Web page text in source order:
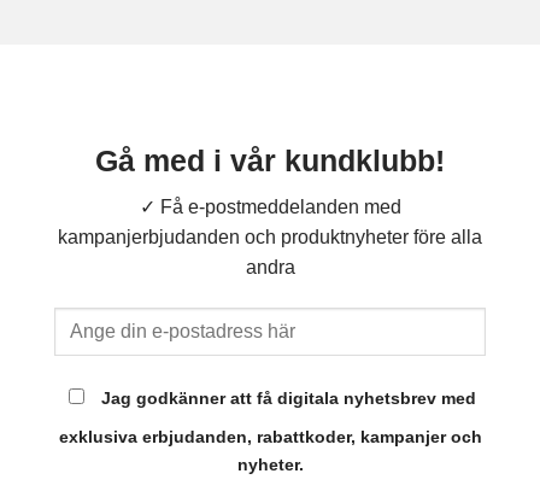
Gå med i vår kundklubb!
✓ Få e-postmeddelanden med
kampanjerbjudanden och produktnyheter före alla
andra
Jag godkänner att få digitala nyhetsbrev med
exklusiva erbjudanden, rabattkoder, kampanjer och
nyheter.